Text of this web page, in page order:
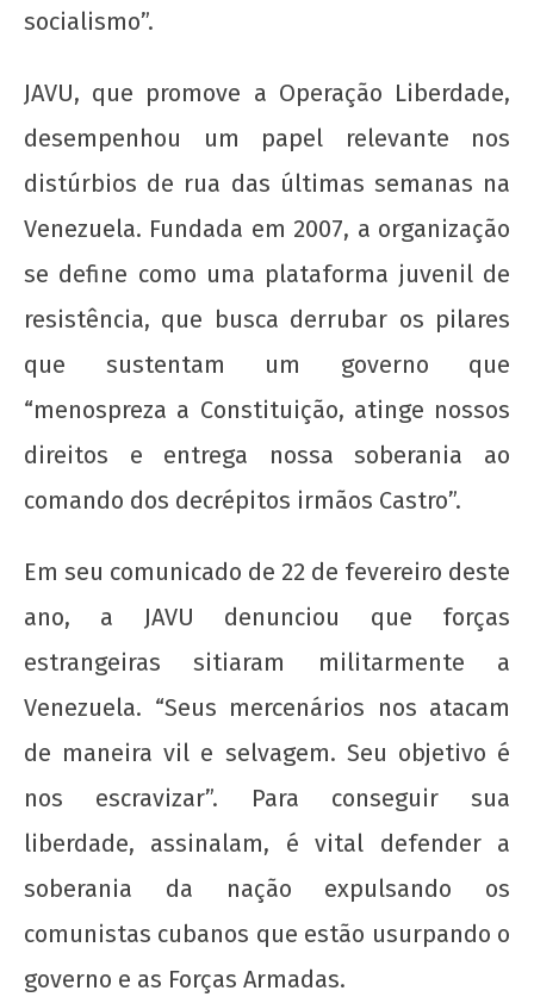
março
2014
wp-
admin
Toda solidariedade ao povo libanês e a sua
juventude em luta
março
de
admin
socialismo”.
JAVU, que promove a Operação Liberdade,
desempenhou um papel relevante nos
distúrbios de rua das últimas semanas na
Venezuela. Fundada em 2007, a organização
se define como uma plataforma juvenil de
resistência, que busca derrubar os pilares
que sustentam um governo que
“menospreza a Constituição, atinge nossos
direitos e entrega nossa soberania ao
comando dos decrépitos irmãos Castro”.
Em seu comunicado de 22 de fevereiro deste
ano, a JAVU denunciou que forças
estrangeiras sitiaram militarmente a
Venezuela. “Seus mercenários nos atacam
de maneira vil e selvagem. Seu objetivo é
nos escravizar”. Para conseguir sua
liberdade, assinalam, é vital defender a
soberania da nação expulsando os
comunistas cubanos que estão usurpando o
governo e as Forças Armadas.